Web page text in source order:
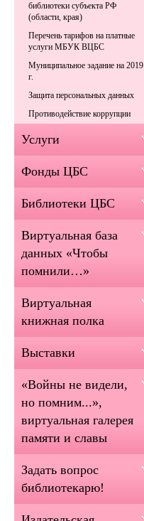
библиотеки субъекта РФ
(области, края)
Перечень тарифов на платные
услуги МБУК ВЦБС
Муниципальное задание на 2019
г.
Защита персональных данных
Противодействие коррупции
Услуги
Фонды ЦБС
Библиотеки ЦБС
Виртуальная база
данных «Чтобы
помнили…»
Виртуальная
книжная полка
Выставки
«Войны не видели,
но помним...»,
виртуальная галерея
памяти и славы
Задать вопрос
библиотекарю!